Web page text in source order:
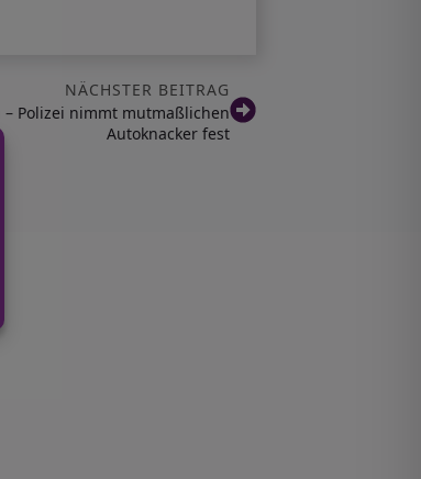
NÄCHSTER BEITRAG
Polizei nimmt mutmaßlichen
Autoknacker fest